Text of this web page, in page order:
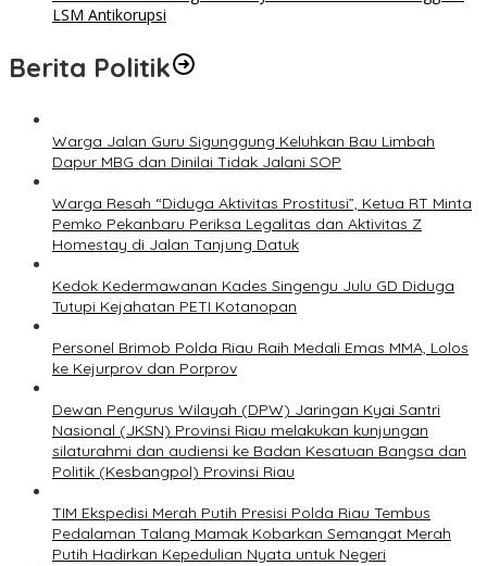
LSM Antikorupsi
Berita Politik
Warga Jalan Guru Sigunggung Keluhkan Bau Limbah
Dapur MBG dan Dinilai Tidak Jalani SOP
Warga Resah “Diduga Aktivitas Prostitusi”, Ketua RT Minta
Pemko Pekanbaru Periksa Legalitas dan Aktivitas Z
Homestay di Jalan Tanjung Datuk
Kedok Kedermawanan Kades Singengu Julu GD Diduga
Tutupi Kejahatan PETI Kotanopan
Personel Brimob Polda Riau Raih Medali Emas MMA, Lolos
ke Kejurprov dan Porprov
Dewan Pengurus Wilayah (DPW) Jaringan Kyai Santri
Nasional (JKSN) Provinsi Riau melakukan kunjungan
silaturahmi dan audiensi ke Badan Kesatuan Bangsa dan
Politik (Kesbangpol) Provinsi Riau
TIM Ekspedisi Merah Putih Presisi Polda Riau Tembus
Pedalaman Talang Mamak Kobarkan Semangat Merah
Putih Hadirkan Kepedulian Nyata untuk Negeri